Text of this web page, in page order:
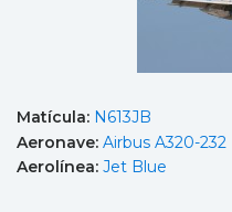
Matícula: N613JB
Aeronave: Airbus A320-232
Aerolínea: Jet Blue